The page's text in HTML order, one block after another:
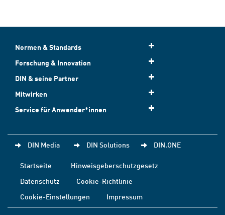
Normen & Standards
Forschung & Innovation
DIN & seine Partner
Mitwirken
Service für Anwender*innen
DIN Media DIN Solutions DIN.ONE
Startseite
Hinweisgeberschutzgesetz
Datenschutz
Cookie-Richtlinie
Cookie-Einstellungen
Impressum